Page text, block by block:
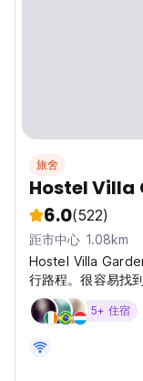
旅舍
Hostel Villa
6.0(522)
距市中心 1.08km
Hostel Villa
行路程。很容易找
许多海滩都位于步
5+ 住宿